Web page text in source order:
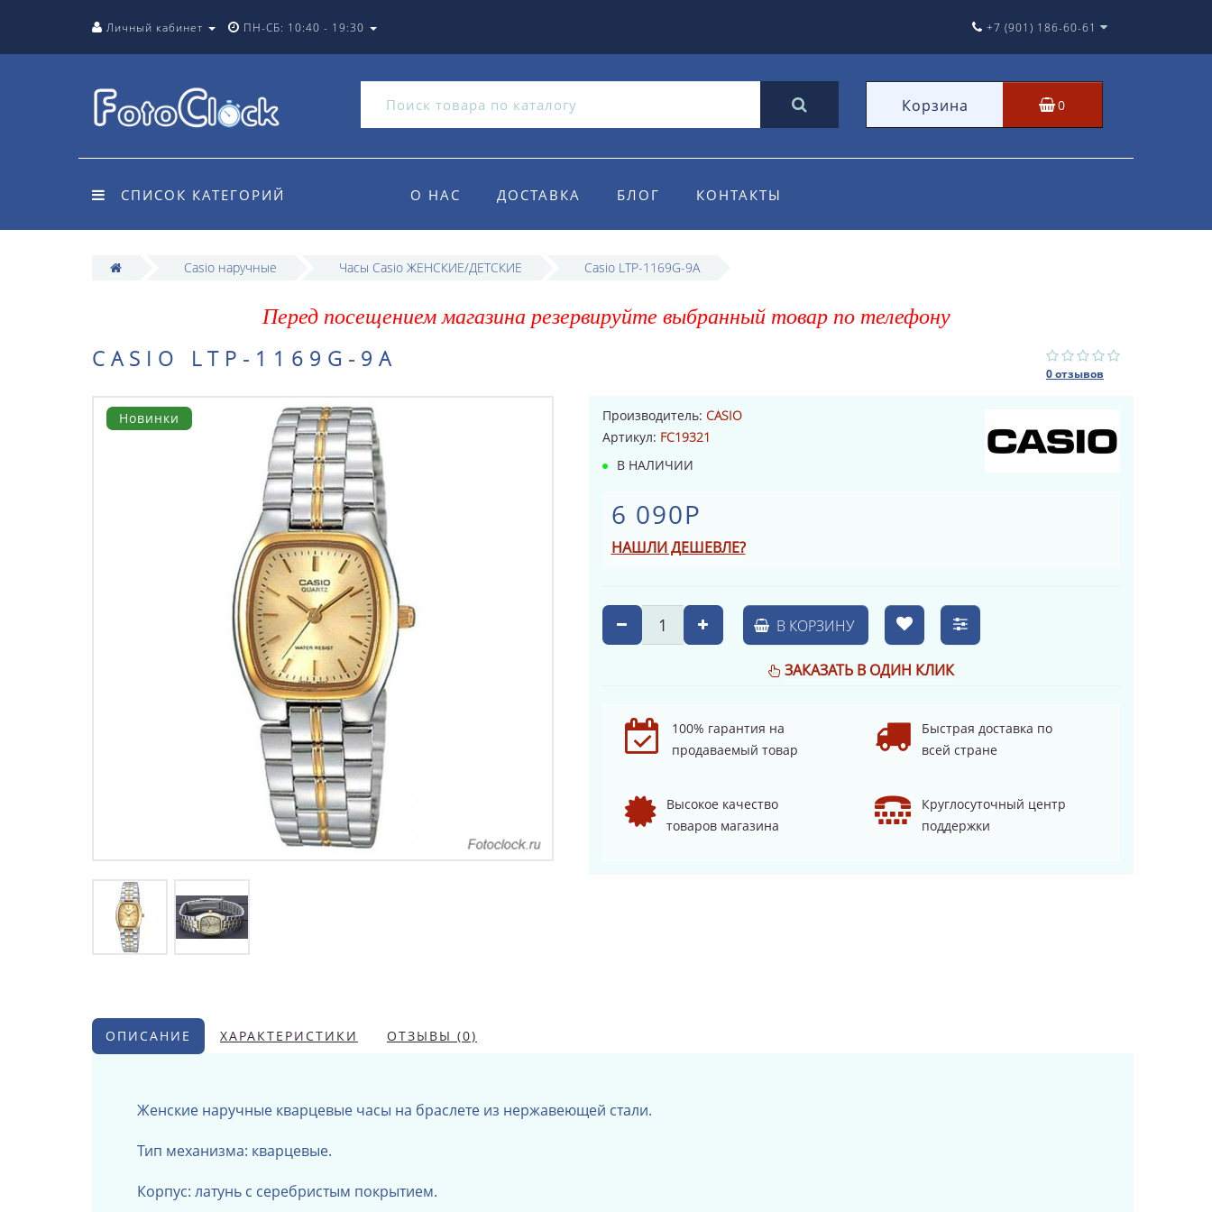
Личный кабинет ПН-СБ: 10:40 - 19:30 +7 (901) 186-60-61
Корзина 0
СПИСОК КАТЕГОРИЙ О НАС ДОСТАВКА БЛОГ КОНТАКТЫ
Casio наручные Часы Casio ЖЕНСКИЕ/ДЕТСКИЕ Casio LTP-1169G-9A
Перед посещением магазина резервируйте выбранный товар по телефону
CASIO LTP-1169G-9A
0 отзывов
Новинки Производитель: CASIO
Артикул: FC19321
В НАЛИЧИИ
6 090Р
НАШЛИ ДЕШЕВЛЕ?
В КОРЗИНУ
ЗАКАЗАТЬ В ОДИН КЛИК
100% гарантия на
продаваемый товар
Быстрая доставка по
всей стране
Высокое качество
товаров магазина
Круглосуточный центр
поддержки
ОПИСАНИЕ ХАРАКТЕРИСТИКИ ОТЗЫВЫ (0)
Женские наручные кварцевые часы на браслете из нержавеющей стали.
Тип механизма: кварцевые.
Корпус: латунь с серебристым покрытием.